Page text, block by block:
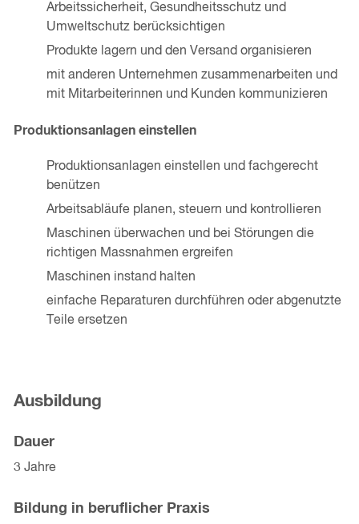
Arbeitssicherheit, Gesundheitsschutz und
Umweltschutz berücksichtigen
Produkte lagern und den Versand organisieren
mit anderen Unternehmen zusammenarbeiten und
mit Mitarbeiterinnen und Kunden kommunizieren
Produktionsanlagen einstellen
Produktionsanlagen einstellen und fachgerecht
benützen
Arbeitsabläufe planen, steuern und kontrollieren
Maschinen überwachen und bei Störungen die
richtigen Massnahmen ergreifen
Maschinen instand halten
einfache Reparaturen durchführen oder abgenutzte
Teile ersetzen
Ausbildung
Dauer
3 Jahre
Bildung in beruflicher Praxis